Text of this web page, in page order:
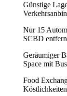
Günstige
Nur 15
SCBD
Geräumiger
Space mit
Food